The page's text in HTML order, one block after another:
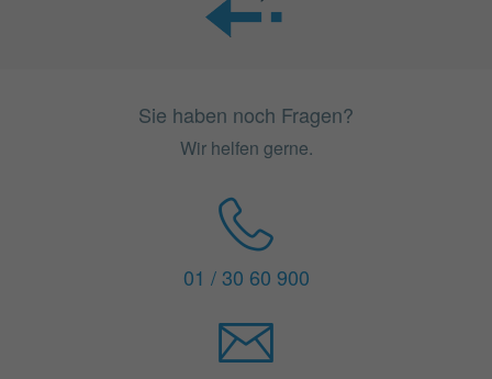
Sie haben noch Fragen?
Wir helfen gerne.
01 / 30 60 900